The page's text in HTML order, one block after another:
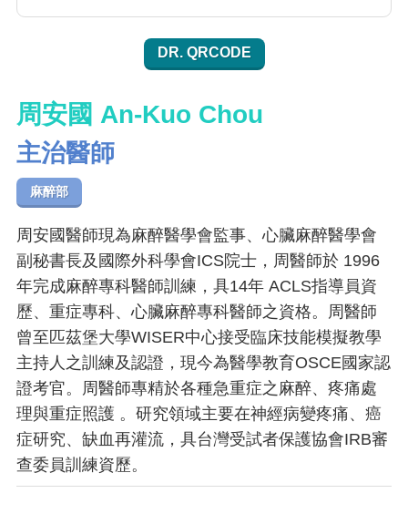
DR. QRCODE
周安國 An-Kuo Chou
主治醫師
麻醉部
周安國醫師現為麻醉醫學會監事、心臟麻醉醫學會
副秘書長及國際外科學會ICS院士，周醫師於 1996
年完成麻醉專科醫師訓練，具14年 ACLS指導員資
歷、重症專科、心臟麻醉專科醫師之資格。周醫師
曾至匹茲堡大學WISER中心接受臨床技能模擬教學
主持人之訓練及認證，現今為醫學教育OSCE國家認
證考官。周醫師專精於各種急重症之麻醉、疼痛處
理與重症照護 。研究領域主要在神經病變疼痛、癌
症研究、缺血再灌流，具台灣受試者保護協會IRB審
查委員訓練資歷。